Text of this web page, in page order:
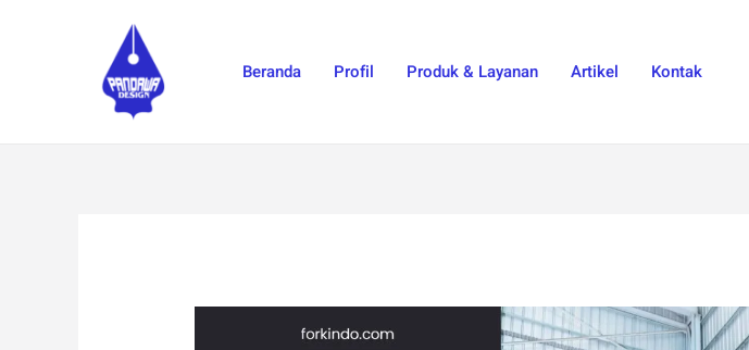
Beranda Profil Produk & Layanan Artikel Kontak